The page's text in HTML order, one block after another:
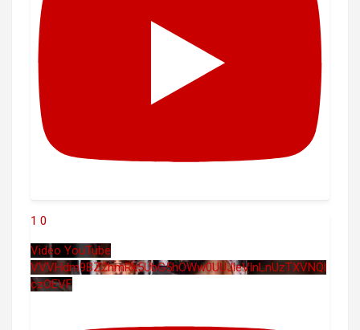
1 0
Vidéo YouTube
VVVHdm9BZ2hmRk5UbG5hOWw0UUJleVlnLnUzTXVNQl
czOEVF